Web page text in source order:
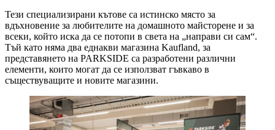
Тези специализирани кътове са истинско място за
вдъхновение за любителите на домашното майсторене и за
всеки, който иска да се потопи в света на „направи си сам“.
Тъй като няма два еднакви магазина Kaufland, за
представянето на PARKSIDE са разработени различни
елементи, които могат да се използват гъвкаво в
съществуващите и новите магазини.